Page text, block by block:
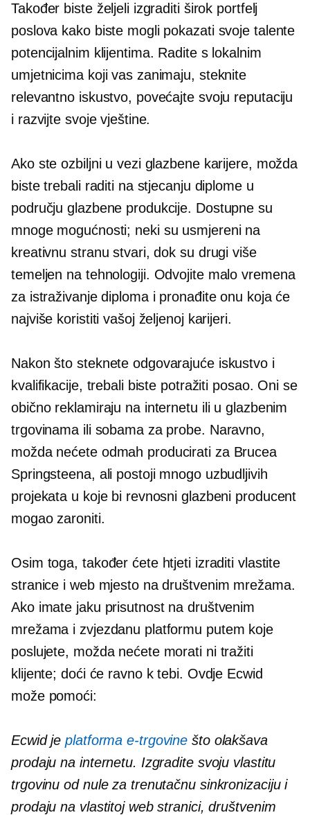
Također biste željeli izgraditi širok portfelj
poslova kako biste mogli pokazati svoje talente
potencijalnim klijentima. Radite s lokalnim
umjetnicima koji vas zanimaju, steknite
relevantno iskustvo, povećajte svoju reputaciju
i razvijte svoje vještine.
Ako ste ozbiljni u vezi glazbene karijere, možda
biste trebali raditi na stjecanju diplome u
području glazbene produkcije. Dostupne su
mnoge mogućnosti; neki su usmjereni na
kreativnu stranu stvari, dok su drugi više
temeljen na tehnologiji. Odvojite malo vremena
za istraživanje diploma i pronađite onu koja će
najviše koristiti vašoj željenoj karijeri.
Nakon što steknete odgovarajuće iskustvo i
kvalifikacije, trebali biste potražiti posao. Oni se
obično reklamiraju na internetu ili u glazbenim
trgovinama ili sobama za probe. Naravno,
možda nećete odmah producirati za Brucea
Springsteena, ali postoji mnogo uzbudljivih
projekata u koje bi revnosni glazbeni producent
mogao zaroniti.
Osim toga, također ćete htjeti izraditi vlastite
stranice i web mjesto na društvenim mrežama.
Ako imate jaku prisutnost na društvenim
mrežama i zvjezdanu platformu putem koje
poslujete, možda nećete morati ni tražiti
klijente; doći će ravno k tebi. Ovdje Ecwid
može pomoći:
Ecwid jeplatforma e-trgovine što olakšava
prodaju na internetu. Izgradite svoju vlastitu
trgovinu od nule za trenutačnu sinkronizaciju i
prodaju na vlastitoj web stranici, društvenim